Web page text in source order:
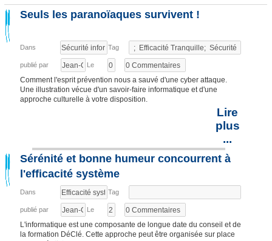
Seuls les paranoïaques survivent !
Dans Tag
publié par Le
Comment l'esprit prévention nous a sauvé d'une cyber attaque.
Une illustration vécue d'un savoir-faire informatique et d'une
approche culturelle à votre disposition.
Lire
plus
...
Sérénité et bonne humeur concourrent à
l'efficacité système
Dans Tag
publié par Le
L'informatique est une composante de longue date du conseil et de
la formation DéClé. Cette approche peut être organisée sur place